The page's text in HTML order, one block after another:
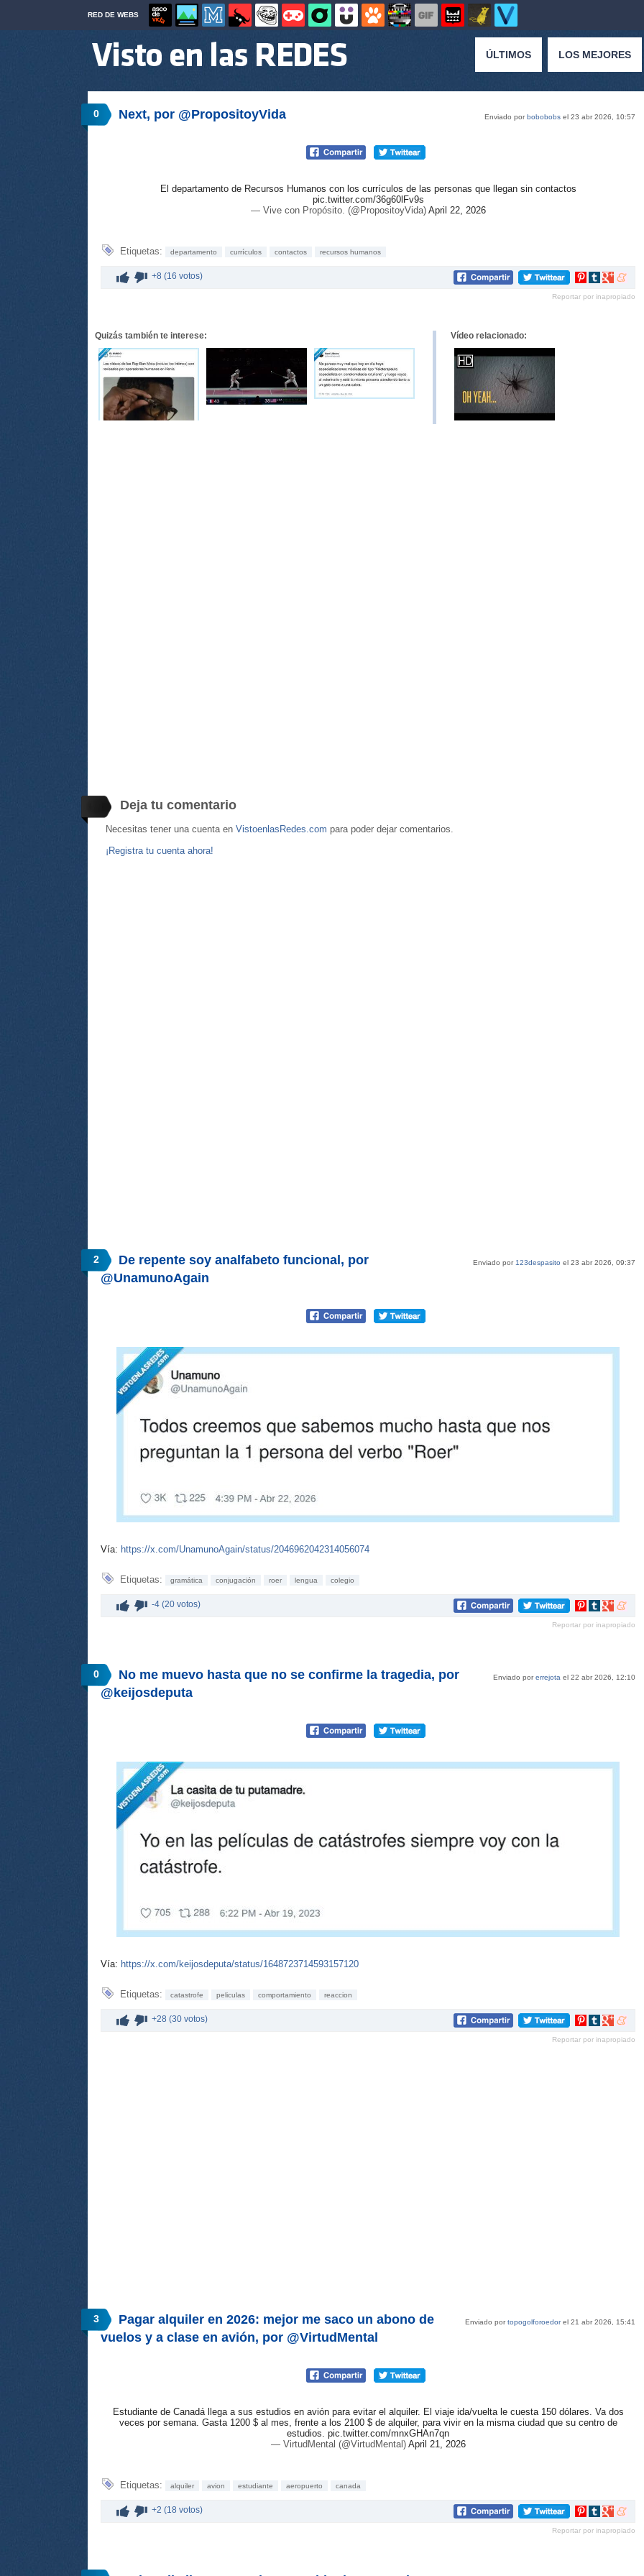
RED DE WEBS
ÚLTIMOS LOS MEJORES
0 Enviado porbobobobs el 23 abr 2026, 10:57
Next, por @PropositoyVida
El departamento de Recursos Humanos con los currículos de las personas que llegan sin contactos
pic.twitter.com/36g60lFv9s
— Vive con Propósito. (@PropositoyVida) April 22, 2026
Etiquetas: departamento currículos contactos recursos humanos
+8 (16 votos)
Compartir
Pinterest
Compartir
tumblr
Compartir
Google+
Reportar por inapropiado
Quizás también te interese: Vídeo relacionado:
Deja tu comentario
Necesitas tener una cuenta en VistoenlasRedes.com para poder dejar comentarios.
¡Registra tu cuenta ahora!
2 Enviado por 123despasito el 23 abr 2026, 09:37
De repente soy analfabeto funcional, por
@UnamunoAgain
Vía: https://x.com/UnamunoAgain/status/2046962042314056074
Etiquetas: gramática conjugación roer lengua colegio
-4 (20 votos)
Compartir
Pinterest
Compartir
tumblr
Compartir
Google+
Reportar por inapropiado
0 Enviado porerrejota el 22 abr 2026, 12:10
No me muevo hasta que no se confirme la tragedia, por
@keijosdeputa
Vía: https://x.com/keijosdeputa/status/1648723714593157120
Etiquetas: catastrofe peliculas comportamiento reaccion
+28 (30 votos)
Compartir
Pinterest
Compartir
tumblr
Compartir
Google+
Reportar por inapropiado
3 Enviado portopogolforoedorel 21 abr 2026, 15:41
Pagar alquiler en 2026: mejor me saco un abono de
vuelos y a clase en avión, por @VirtudMental
Estudiante de Canadá llega a sus estudios en avión para evitar el alquiler. El viaje ida/vuelta le cuesta 150 dólares. Va dos
veces por semana. Gasta 1200 $ al mes, frente a los 2100 $ de alquiler, para vivir en la misma ciudad que su centro de
estudios. pic.twitter.com/mnxGHAn7qn
— VirtudMental (@VirtudMental) April 21, 2026
Etiquetas: alquiler avion estudiante aeropuerto canada
+2 (18 votos)
Compartir
Pinterest
Compartir
tumblr
Compartir
Google+
Reportar por inapropiado